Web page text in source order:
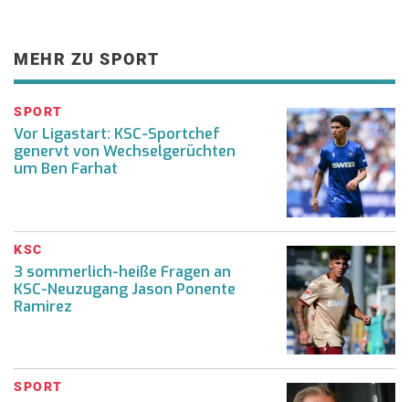
MEHR ZU SPORT
SPORT
Vor Ligastart: KSC-Sportchef
genervt von Wechselgerüchten
um Ben Farhat
KSC
3 sommerlich-heiße Fragen an
KSC-Neuzugang Jason Ponente
Ramirez
SPORT